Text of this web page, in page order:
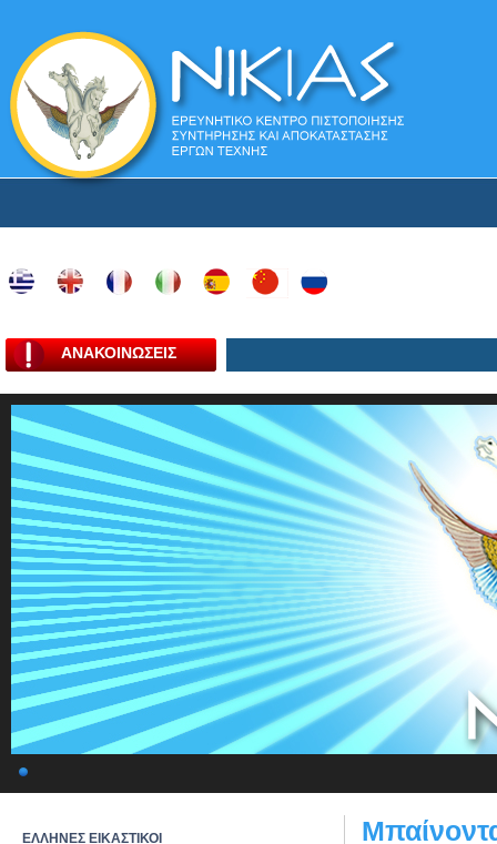
ΑΝΑΚΟΙΝΩΣΕΙΣ
ΕΛΛΗΝΕΣ ΕΙΚΑΣΤΙΚΟΙ